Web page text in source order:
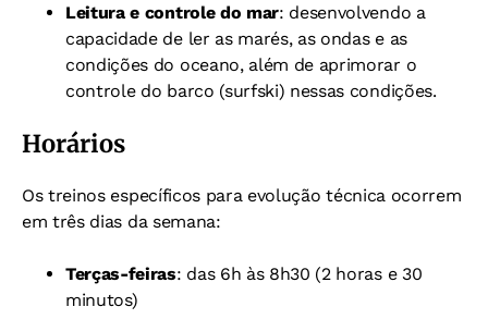
Leitura e controle do mar: desenvolvendo a
capacidade de ler as marés, as ondas e as
condições do oceano, além de aprimorar o
controle do barco (surfski) nessas condições.
Horários
Os treinos específicos para evolução técnica ocorrem
em três dias da semana:
Terças-feiras: das 6h às 8h30 (2 horas e 30
minutos)